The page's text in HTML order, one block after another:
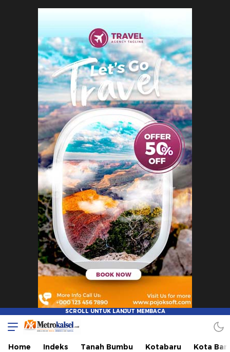
Metro Kalsel
Media Online Terkini, Faktual dan Mendidik
Home Indeks Tanah Bumbu Kotabaru Kota